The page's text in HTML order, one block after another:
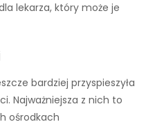
lekarza, który może je
bardziej przyspieszyła
Najważniejsza z nich to
ośrodkach